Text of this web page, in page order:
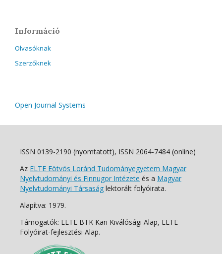
Információ
Olvasóknak
Szerzőknek
Open Journal Systems
ISSN 0139-2190 (nyomtatott), ISSN 2064-7484 (online)
Az ELTE Eötvös Loránd Tudományegyetem Magyar
Nyelvtudományi és Finnugor Intézete és a Magyar
Nyelvtudományi Társaság lektorált folyóirata.
Alapítva: 1979.
Támogatók: ELTE BTK Kari Kiválósági Alap, ELTE
Folyóirat-fejlesztési Alap.